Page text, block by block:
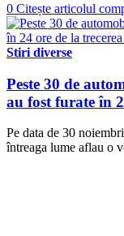
0 Citește articolul
Stiri diverse
Peste 30 de
au fost furate în
Pe data de 30
întreaga lume aflau o